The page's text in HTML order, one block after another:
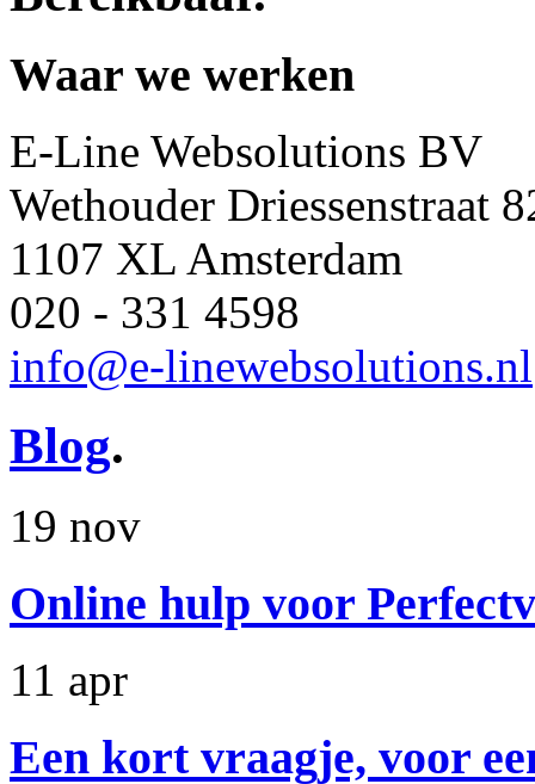
Waar we werken
E-Line Websolutions BV
Wethouder Driessenstraat
1107 XL Amsterdam
020 - 331 4598
info@e-linewebsolutions.nl
Blog.
19 nov
Online hulp voor
11 apr
Een kort vraagje, voor